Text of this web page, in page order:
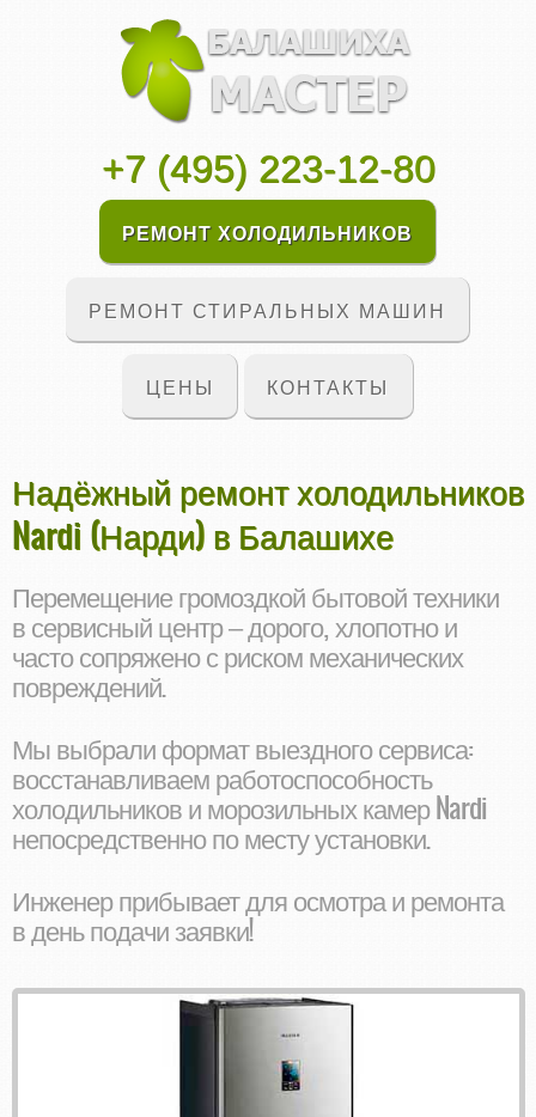
+7 (495) 223-12-80
РЕМОНТ ХОЛОДИЛЬНИКОВ
РЕМОНТ СТИРАЛЬНЫХ МАШИН
ЦЕНЫ КОНТАКТЫ
Надёжный ремонт холодильников
Nardi (Нарди) в Балашихе
Перемещение громоздкой бытовой техники
в сервисный центр – дорого, хлопотно и
часто сопряжено с риском механических
повреждений.
Мы выбрали формат выездного сервиса:
восстанавливаем работоспособность
холодильников и морозильных камер Nardi
непосредственно по месту установки.
Инженер прибывает для осмотра и ремонта
в день подачи заявки!